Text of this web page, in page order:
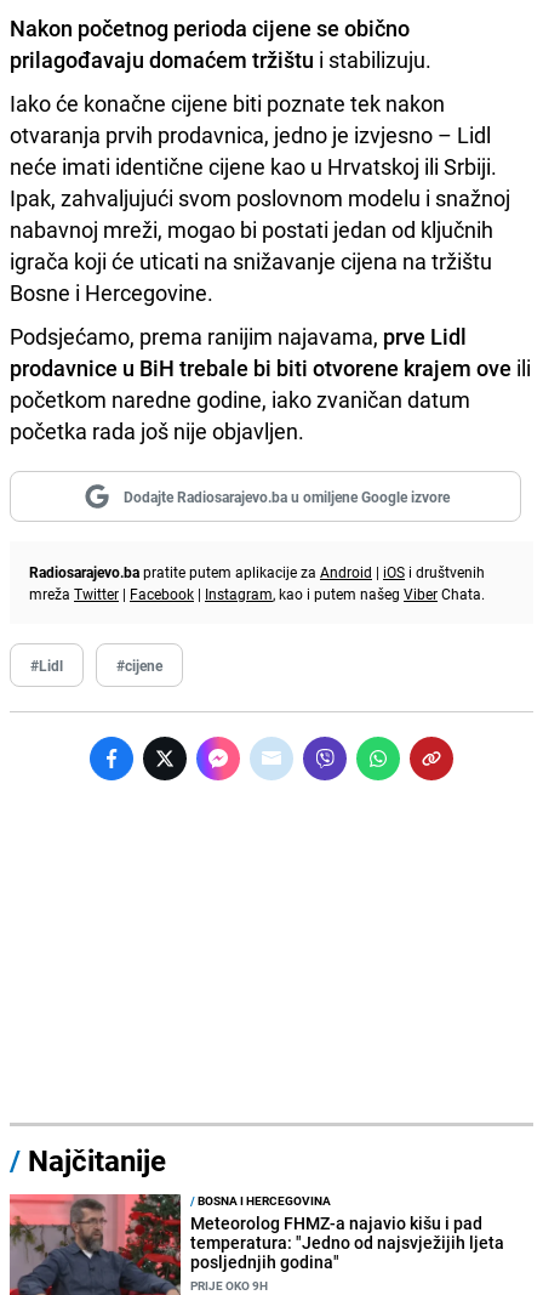
Nakon početnog perioda cijene se obično
prilagođavaju domaćem tržištu i stabilizuju.
Iako će konačne cijene biti poznate tek nakon
otvaranja prvih prodavnica, jedno je izvjesno – Lidl
neće imati identične cijene kao u Hrvatskoj ili Srbiji.
Ipak, zahvaljujući svom poslovnom modelu i snažnoj
nabavnoj mreži, mogao bi postati jedan od ključnih
igrača koji će uticati na snižavanje cijena na tržištu
Bosne i Hercegovine.
Podsjećamo, prema ranijim najavama, prve Lidl
prodavnice u BiH trebale bi biti otvorene krajem ove ili
početkom naredne godine, iako zvaničan datum
početka rada još nije objavljen.
Dodajte Radiosarajevo.ba u omiljene Google izvore
Radiosarajevo.bapratite putem aplikacije za Android | iOS i društvenih
mreža Twitter | Facebook | Instagram, kao i putem našeg ViberChata.
#Lidl #cijene
/ Najčitanije
/BOSNA I HERCEGOVINA
Meteorolog FHMZ-a najavio kišu i pad
temperatura: "Jedno od najsvježijih ljeta
posljednjih godina"
PRIJE OKO 9H